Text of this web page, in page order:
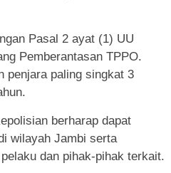
Pasal 2 ayat (1) UU
Pemberantasan TPPO.
penjara paling singkat 3
berharap dapat
wilayah Jambi serta
dan pihak-pihak terkait.